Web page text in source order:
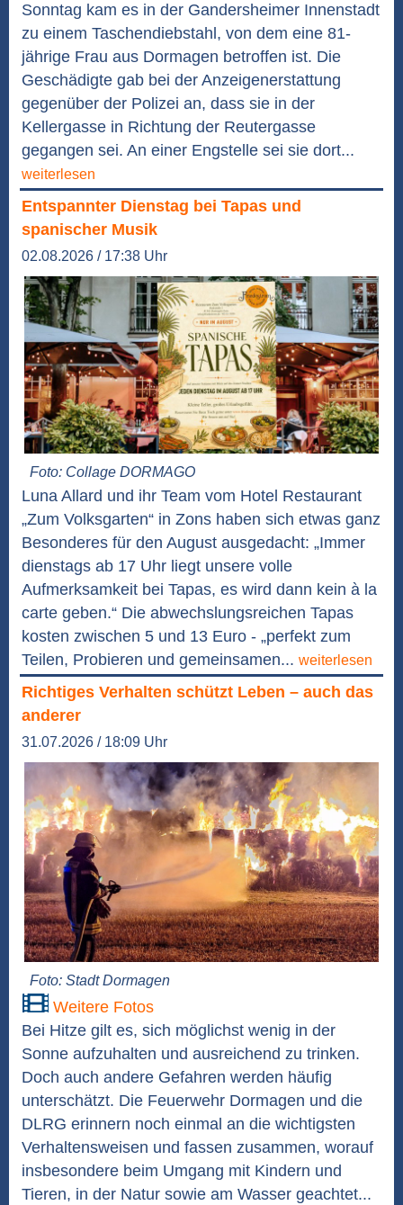
Sonntag kam es in der Gandersheimer Innenstadt
zu einem Taschendiebstahl, von dem eine 81-
jährige Frau aus Dormagen betroffen ist. Die
Geschädigte gab bei der Anzeigenerstattung
gegenüber der Polizei an, dass sie in der
Kellergasse in Richtung der Reutergasse
gegangen sei. An einer Engstelle sei sie dort...
weiterlesen
Entspannter Dienstag bei Tapas und
spanischer Musik
02.08.2026 / 17:38 Uhr
Foto: Collage DORMAGO
Luna Allard und ihr Team vom Hotel Restaurant
„Zum Volksgarten“ in Zons haben sich etwas ganz
Besonderes für den August ausgedacht: „Immer
dienstags ab 17 Uhr liegt unsere volle
Aufmerksamkeit bei Tapas, es wird dann kein à la
carte geben.“ Die abwechslungsreichen Tapas
kosten zwischen 5 und 13 Euro - „perfekt zum
Teilen, Probieren und gemeinsamen... weiterlesen
Richtiges Verhalten schützt Leben – auch das
anderer
31.07.2026 / 18:09 Uhr
Foto: Stadt Dormagen
Weitere Fotos
Bei Hitze gilt es, sich möglichst wenig in der
Sonne aufzuhalten und ausreichend zu trinken.
Doch auch andere Gefahren werden häufig
unterschätzt. Die Feuerwehr Dormagen und die
DLRG erinnern noch einmal an die wichtigsten
Verhaltensweisen und fassen zusammen, worauf
insbesondere beim Umgang mit Kindern und
Tieren, in der Natur sowie am Wasser geachtet...